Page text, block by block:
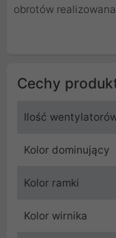
obrotów
Cechy
Ilość
Kolor dominujący
Kolor ramki
Kolor wirnika